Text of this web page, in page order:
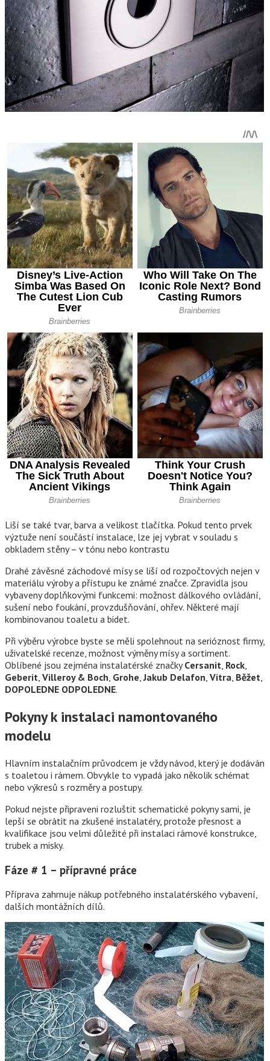
Liší se také tvar, barva a velikost tlačítka. Pokud tento prvek
výztuže není součástí instalace, lze jej vybrat v souladu s
obkladem stěny – v tónu nebo kontrastu
Drahé závěsné záchodové mísy se liší od rozpočtových nejen v
materiálu výroby a přístupu ke známé značce. Zpravidla jsou
vybaveny doplňkovými funkcemi: možnost dálkového ovládání,
sušení nebo foukání, provzdušňování, ohřev. Některé mají
kombinovanou toaletu a bidet.
Při výběru výrobce byste se měli spolehnout na serióznost firmy,
uživatelské recenze, možnost výměny mísy a sortiment.
Oblíbené jsou zejména instalatérské značkyСersanit Rock
Geberit Villeroy & Boch Grohe ,Jakub Delafon Vitra Běžet
DOPOLEDNE ODPOLEDNE.
Pokyny k instalaci namontovaného
modelu
Hlavním instalačním průvodcem je vždy návod, který je dodáván
s toaletou i rámem. Obvykle to vypadá jako několik schémat
nebo výkresů s rozměry a postupy.
Pokud nejste připraveni rozluštit schematické pokyny sami, je
lepší se obrátit na zkušené instalatéry, protože přesnost a
kvalifikace jsou velmi důležité při instalaci rámové konstrukce,
trubek a misky.
Fáze # 1 – přípravné práce
Příprava zahrnuje nákup potřebného instalatérského vybavení,
dalších montážních dílů.